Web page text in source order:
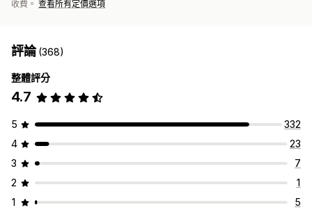
收費。 查看所有定價選項
評論(368)
整體評分
4.7
5
332
4
23
3
7
2
1
1
5